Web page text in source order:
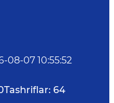
08-07 10:55:52
Tashriflar: 64